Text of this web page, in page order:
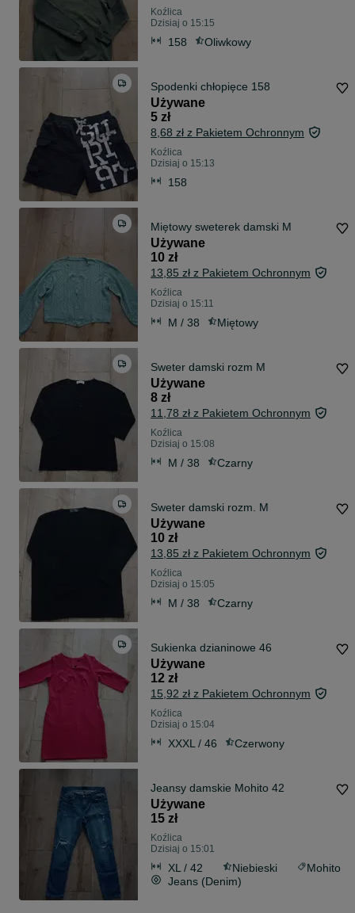
Koźlica
Dzisiaj o 15:15
158 Oliwkowy
Spodenki chłopięce 158
Używane
5 zł
8,68 zł z Pakietem Ochronnym
Koźlica
Dzisiaj o 15:13
158
Miętowy sweterek damski M
Używane
10 zł
13,85 zł z Pakietem Ochronnym
Koźlica
Dzisiaj o 15:11
M / 38 Miętowy
Sweter damski rozm M
Używane
8 zł
11,78 zł z Pakietem Ochronnym
Koźlica
Dzisiaj o 15:08
M / 38 Czarny
Sweter damski rozm. M
Używane
10 zł
13,85 zł z Pakietem Ochronnym
Koźlica
Dzisiaj o 15:05
M / 38 Czarny
Sukienka dzianinowe 46
Używane
12 zł
15,92 zł z Pakietem Ochronnym
Koźlica
Dzisiaj o 15:04
XXXL / 46 Czerwony
Jeansy damskie Mohito 42
Używane
15 zł
Koźlica
Dzisiaj o 15:01
XL / 42 Niebieski
Mohito
Jeans (Denim)